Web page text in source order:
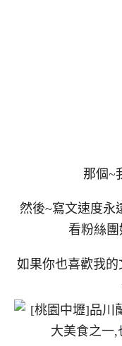
那個~
然後~寫文速度永
看粉絲
如果你也喜歡我